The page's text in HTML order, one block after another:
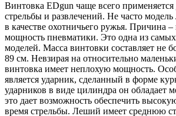
Винтовка EDgun чаще всего
стрельбы и развлечений. Не часто
в качестве охотничьего ружья. Причина
мощность пневматики. Это одна из
моделей. Масса винтовки составляет не
89 см. Невзирая на относительно
винтовка имеет неплохую мощность.
является ударник, сделанный в форме
ударников в виде цилиндра он обладает
это дает возможность обеспечить
время стрельбы. Леший имеет среднюю